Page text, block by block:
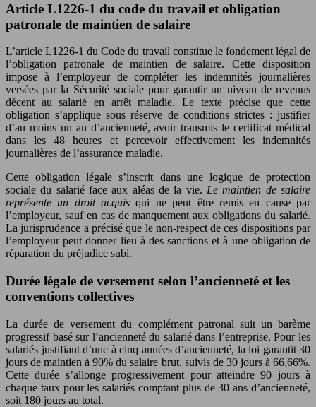
Article L1226-1 du code du travail et obligation
patronale de maintien de salaire
L’article L1226-1 du Code du travail constitue le fondement légal de
l’obligation patronale de maintien de salaire. Cette disposition
impose à l’employeur de compléter les indemnités journalières
versées par la Sécurité sociale pour garantir un niveau de revenus
décent au salarié en arrêt maladie. Le texte précise que cette
obligation s’applique sous réserve de conditions strictes : justifier
d’au moins un an d’ancienneté, avoir transmis le certificat médical
dans les 48 heures et percevoir effectivement les indemnités
journalières de l’assurance maladie.
Cette obligation légale s’inscrit dans une logique de protection
sociale du salarié face aux aléas de la vie. Le maintien de salaire
représente un droit acquis qui ne peut être remis en cause par
l’employeur, sauf en cas de manquement aux obligations du salarié.
La jurisprudence a précisé que le non-respect de ces dispositions par
l’employeur peut donner lieu à des sanctions et à une obligation de
réparation du préjudice subi.
Durée légale de versement selon l’ancienneté et les
conventions collectives
La durée de versement du complément patronal suit un barème
progressif basé sur l’ancienneté du salarié dans l’entreprise. Pour les
salariés justifiant d’une à cinq années d’ancienneté, la loi garantit 30
jours de maintien à 90% du salaire brut, suivis de 30 jours à 66,66%.
Cette durée s’allonge progressivement pour atteindre 90 jours à
chaque taux pour les salariés comptant plus de 30 ans d’ancienneté,
soit 180 jours au total.